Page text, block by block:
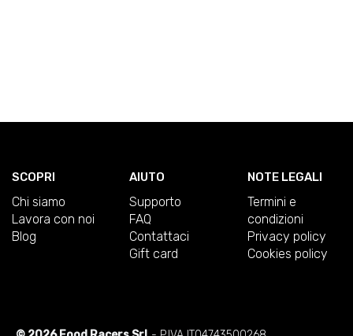
SCOPRI
Chi siamo
Lavora con noi
Blog
AIUTO
Supporto
FAQ
Contattaci
Gift card
NOTE LEGALI
Termini e
condizioni
Privacy policy
Cookies policy